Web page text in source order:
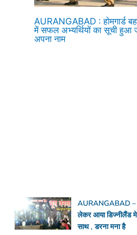
AURANGABAD : होमगार्ड
में सफल अभ्यर्थियों का सूची हुआ
अपना नाम
AURANGABAD –
लेकर आया डिज्नीलैंड
साथ , डरना मना है